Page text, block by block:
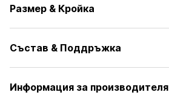
Жарсе
Обло деколте
№ на артикул MJG0067007000002
Размер & Кройка
Дължина: Нормална дължина
Кройка: Широка форма
Таблица с размери
Състав & Поддръжка
Материал: 100% Памук
Информация за производителя